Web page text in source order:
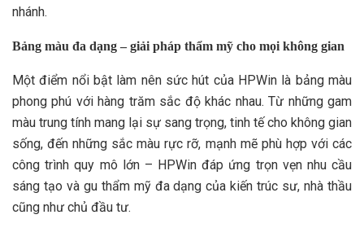
nhánh.
Bảng màu đa dạng – giải pháp thẩm mỹ cho mọi không gian
Một điểm nổi bật làm nên sức hút của HPWin là bảng màu
phong phú với hàng trăm sắc độ khác nhau. Từ những gam
màu trung tính mang lại sự sang trọng, tinh tế cho không gian
sống, đến những sắc màu rực rỡ, mạnh mẽ phù hợp với các
công trình quy mô lớn – HPWin đáp ứng trọn vẹn nhu cầu
sáng tạo và gu thẩm mỹ đa dạng của kiến trúc sư, nhà thầu
cũng như chủ đầu tư.